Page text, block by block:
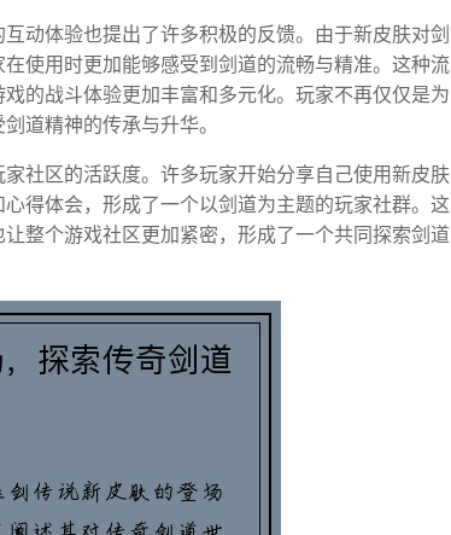
动体验也提出了许多积极的反馈。由于新皮肤对剑
使用时更加能够感受到剑道的流畅与精准。这种流
的战斗体验更加丰富和多元化。玩家不再仅仅是为
道精神的传承与升华。
社区的活跃度。许多玩家开始分享自己使用新皮肤
得体会，形成了一个以剑道为主题的玩家社群。这
整个游戏社区更加紧密，形成了一个共同探索剑道